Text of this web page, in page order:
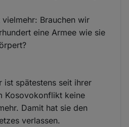
Brauchen wir
eine Armee wie sie
ist spätestens seit ihrer
Kosovokonflikt keine
Damit hat sie den
verlassen.